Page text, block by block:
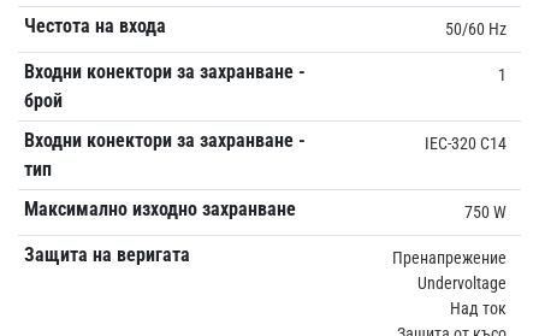
Честота на входа 50/60 Hz
Входни конектори за захранване -
брой
1
Входни конектори за захранване -
тип
IEC-320 C14
Максимално изходно захранване 750 W
Защита на веригата
Пренапрежение
Undervoltage
Над ток